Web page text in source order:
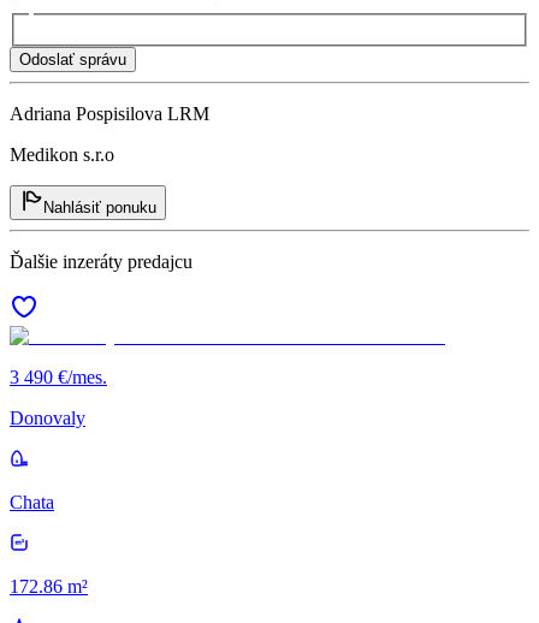
Odoslať správu
Adriana Pospisilova LRM
Medikon s.r.o
Nahlásiť ponuku
Ďalšie inzeráty predajcu
3 490 €/mes.
Donovaly
Chata
172.86 m²